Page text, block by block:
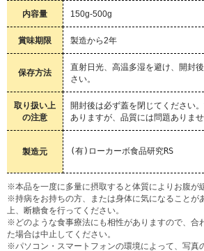
内容量 150g-500g
賞味期限 製造から2年
保存方法
直射日光、高温多湿を避け、開封
さい。
取り扱い上
の注意
開封後は必ず蓋を閉じてください
ありますが、品質には問題ありませ
製造元 (有)ローカーボ食品研究RS
※本品を一度に多量に摂取すると体質によりお腹が
※持病をお持ちの方、または身体に気になることが
上、断糖食を行ってください。
※どのような食事療法にも相性がありますので、合
た場合は中止してください。
※パソコン・スマートフォンの環境によって、写真